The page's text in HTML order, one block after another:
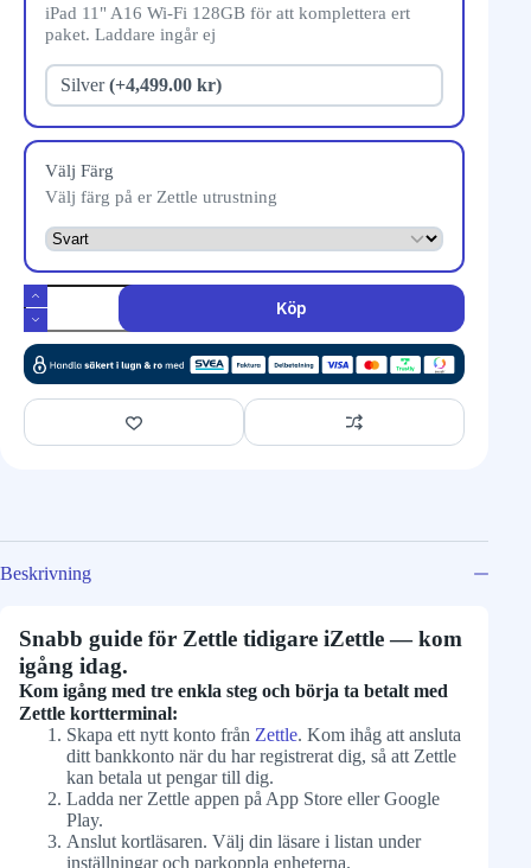
iPad 11" A16 Wi-Fi 128GB för att komplettera ert
paket. Laddare ingår ej
Silver(+4,499.00 kr)
Välj Färg
Välj färg på er Zettle utrustning
Köp
Beskrivning
Snabb guide för Zettle tidigare iZettle — kom
igång idag.
Kom igång med tre enkla steg och börja ta betalt med
Zettle kortterminal:
Skapa ett nytt konto från Zettle. Kom ihåg att ansluta
ditt bankkonto när du har registrerat dig, så att Zettle
kan betala ut pengar till dig.
Ladda ner Zettle appen på App Store eller Google
Play.
Anslut kortläsaren. Välj din läsare i listan under
inställningar och parkoppla enheterna.